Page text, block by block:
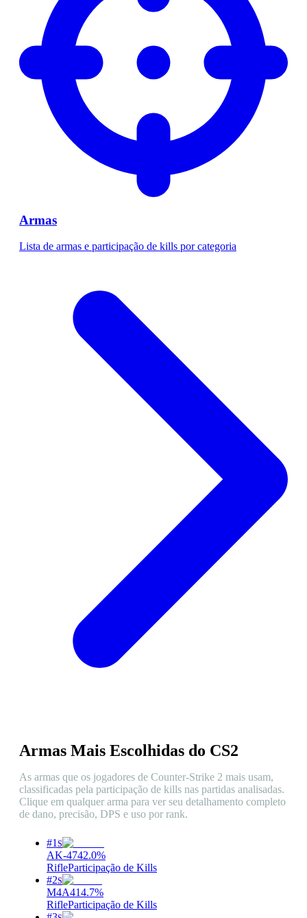
Armas
Lista de armas e participação de kills por categoria
Armas Mais Escolhidas do CS2
As armas que os jogadores de Counter-Strike 2 mais usam,
classificadas pela participação de kills nas partidas analisadas.
Clique em qualquer arma para ver seu detalhamento completo
de dano, precisão, DPS e uso por rank.
#1 S
AK-4742.0%
RifleParticipação de Kills
#2S
M4A414.7%
RifleParticipação de Kills